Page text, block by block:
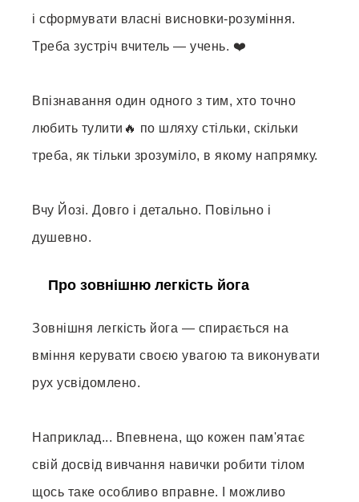
і сформувати власні висновки-розуміння.
Треба зустріч вчитель — учень. ❤️
Впізнавання один одного з тим, хто точно
любить тулити🔥 по шляху стільки, скільки
треба, як тільки зрозуміло, в якому напрямку.
Вчу Йозі. Довго і детально. Повільно і
душевно.
Про зовнішню легкість йога
Зовнішня легкість йога — спирається на
вміння керувати своєю увагою та виконувати
рух усвідомлено.
Наприклад... Впевнена, що кожен пам'ятає
свій досвід вивчання навички робити тілом
щось таке особливо вправне. І можливо